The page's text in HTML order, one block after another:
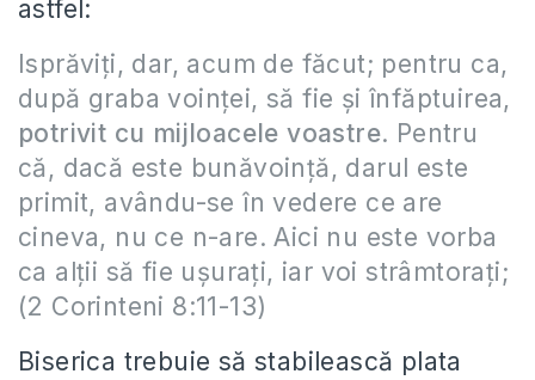
astfel:
Isprăviţi, dar, acum de făcut; pentru ca,
după graba voinţei, să fie şi înfăptuirea,
potrivit cu mijloacele voastre. Pentru
că, dacă este bunăvoinţă, darul este
primit, avându-se în vedere ce are
cineva, nu ce n-are. Aici nu este vorba
ca alţii să fie uşuraţi, iar voi strâmtoraţi;
(2 Corinteni 8:11-13)
Biserica trebuie să stabilească plata